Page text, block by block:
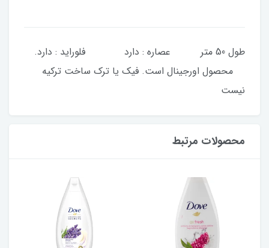
طول 50 متر عصاره : دارد فلوراید : دارد.
‌ ‌ ‌ ‌محصول اورجینال است. فیک یا ترک ساخت ترکیه
نیست
محصولات مرتبط